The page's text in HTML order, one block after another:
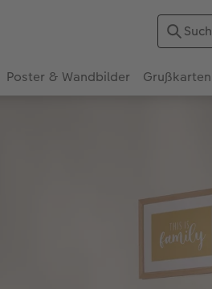
Poster & Wandbilder Grußkarten